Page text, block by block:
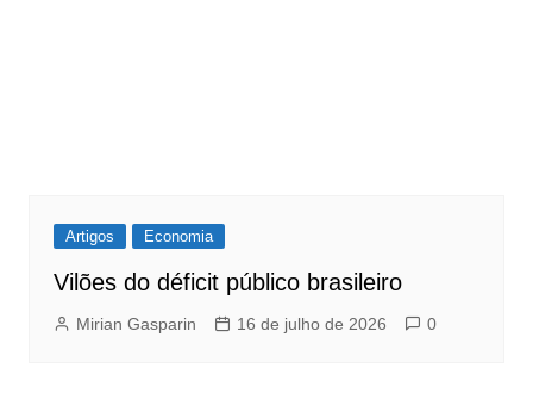
Artigos Economia
Vilões do déficit público brasileiro
Mirian Gasparin 16 de julho de 2026 0